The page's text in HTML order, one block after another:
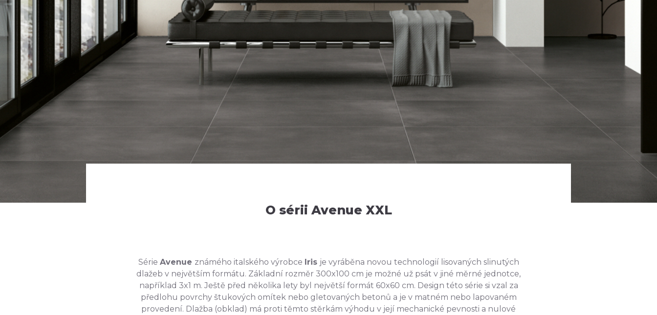
O sérii Avenue XXL
Série Avenue známého italského výrobce Iris je vyráběna novou technologií lisovaných slinutých
dlažeb v největším formátu. Základní rozměr 300x100 cm je možné už psát v jiné měrné jednotce,
například 3x1 m. Ještě před několika lety byl největší formát 60x60 cm. Design této série si vzal za
předlohu povrchy štukových omítek nebo gletovaných betonů a je v matném nebo lapovaném
provedení. Dlažba (obklad) má proti těmto stěrkám výhodu v její mechanické pevnosti a nulové